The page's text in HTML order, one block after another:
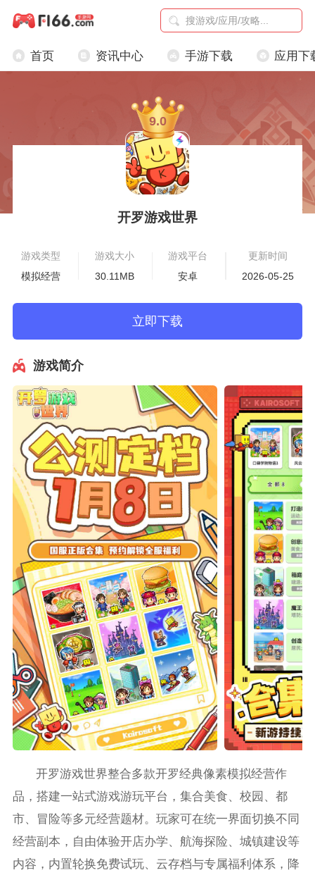
首页 资讯中心 手游下载 应用下
开罗游戏世界
9.0
游戏类型
模拟经营
游戏大小
30.11MB
游戏平台
安卓
更新时间
2026-05-25
立即下载
游戏简介
开罗游戏世界整合多款开罗经典像素模拟经营作
品，搭建一站式游戏游玩平台，集合美食、校园、都
市、冒险等多元经营题材。玩家可在统一界面切换不同
经营副本，自由体验开店办学、航海探险、城镇建设等
内容，内置轮换免费试玩、云存档与专属福利体系，降